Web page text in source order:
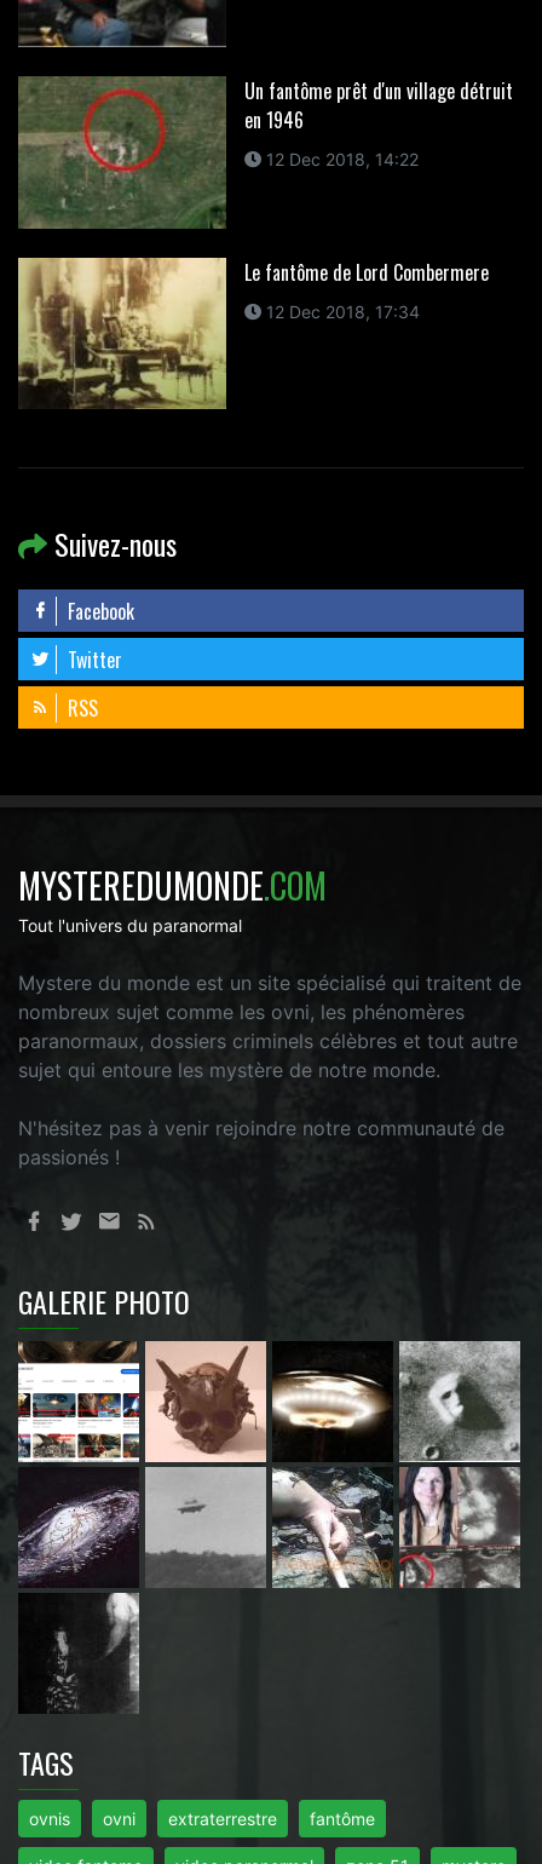
Un fantôme prêt d'un village détruit
en 1946
12 Dec 2018, 14:22
Le fantôme de Lord Combermere
12 Dec 2018, 17:34
Suivez-nous
Facebook
Twitter
RSS
MYSTEREDUMONDE.COM
Tout l'univers du paranormal
Mystere du monde est un site spécialisé qui traitent de
nombreux sujet comme les ovni, les phénomères
paranormaux, dossiers criminels célèbres et tout autre
sujet qui entoure les mystère de notre monde.
N'hésitez pas à venir rejoindre notre communauté de
passionés !
GALERIE PHOTO
TAGS
ovnis ovni extraterrestre fantôme